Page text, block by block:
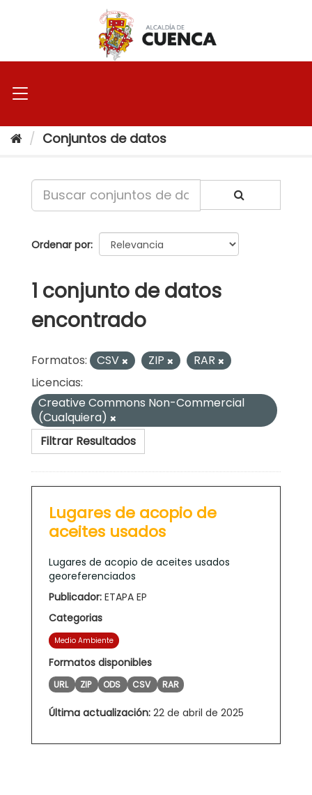
Conjuntos de datos
Ordenar por
1 conjunto de datos
encontrado
Formatos: CSV ZIP
RAR
Licencias:
Creative Commons Non-Commercial
(Cualquiera)
Filtrar Resultados
Lugares de acopio de
aceites usados
Lugares de acopio de aceites usados
georeferenciados
Publicador: ETAPA EP
Categorias
Medio Ambiente
Formatos disponibles
URL ZIP ODS CSV RAR
Última actualización: 22 de abril de 2025